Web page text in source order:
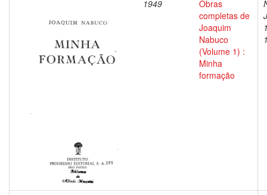
1949
Obras
completas de
Joaquim
Nabuco
(Volume 1) :
Minha
formação